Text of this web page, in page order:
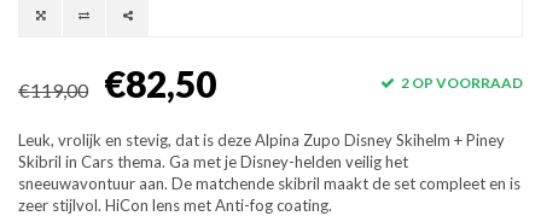
€119,00 €82,50 2 OP VOORRAAD
Leuk, vrolijk en stevig, dat is deze Alpina Zupo Disney Skihelm + Piney
Skibril in Cars thema. Ga met je Disney-helden veilig het
sneeuwavontuur aan. De matchende skibril maakt de set compleet en is
zeer stijlvol. HiCon lens met Anti-fog coating.